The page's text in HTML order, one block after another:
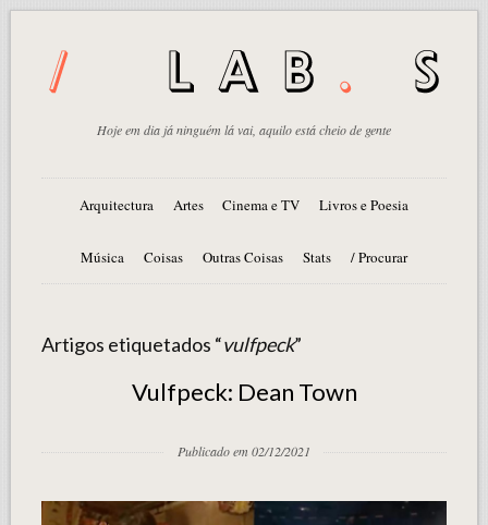
Hoje em dia já ninguém lá vai, aquilo está cheio de gente
Arquitectura Artes Cinema e TV Livros e Poesia
Música Coisas Outras Coisas Stats / Procurar
Artigos etiquetados “vulfpeck”
Vulfpeck: Dean Town
Publicado em 02/12/2021